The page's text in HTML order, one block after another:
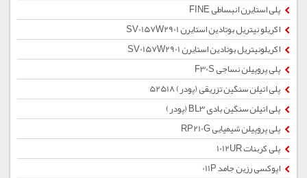
پلی استایرن انبساطی FINE
اکریلو نیتریل بوتادین استایرن SV0157W2901
اکریلونیتریل بوتادین استایرن SV0157W2901
پلی پروپیلن نساجی F30S
پلی اتیلن سنگین تزریقی (پودر) 52518
پلی اتیلن سنگین بادی BL3 (پودر)
پلی پروپیلن شیمیایی RP210G
پلی کربنات 1012UR
اپوکسی رزین جامد 011P